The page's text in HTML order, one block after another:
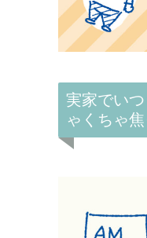
実家でい
ゃくちゃ焦